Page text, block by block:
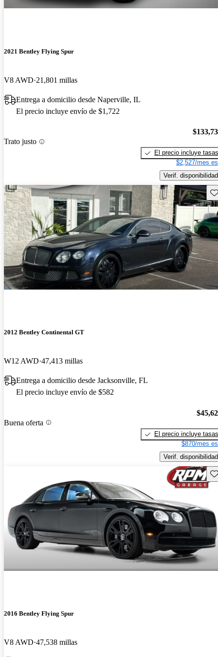
2021 Bentley Flying Spur
V8 AWD 21,801 millas
Entrega a domicilio desde Naperville, IL
El precio incluye envío de $1,722
Trato justo
El precio incluye tasas
$2,527/mes
Verif. disponibilidad
2012 Bentley Continental GT
W12 AWD 47,413 millas
Entrega a domicilio desde Jacksonville, FL
El precio incluye envío de $582
Buena oferta
El precio incluye tasas
$870/mes
Verif. disponibilidad
2016 Bentley Flying Spur
V8 AWD 47,538 millas